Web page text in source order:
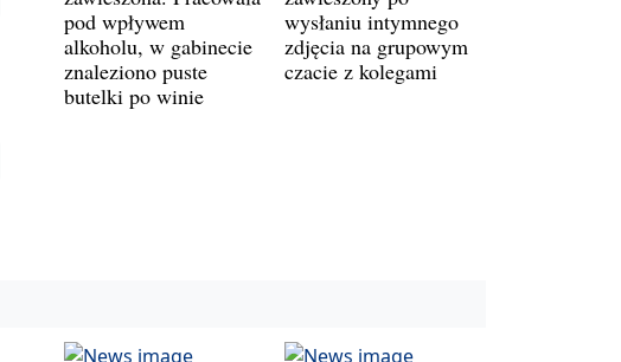
pod wpływem
alkoholu, w gabinecie
znaleziono puste
butelki po winie
wysłaniu intymnego
zdjęcia na grupowym
czacie z kolegami